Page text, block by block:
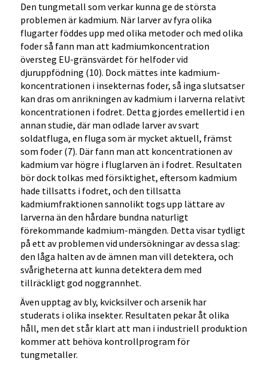
Den tungmetall som verkar kunna ge de största
problemen är kadmium. När larver av fyra olika
flugarter föddes upp med olika metoder och med olika
foder så fann man att kadmiumkoncentration
översteg EU-gränsvärdet för helfoder vid
djuruppfödning (10). Dock mättes inte kadmium-
koncentrationen i insekternas foder, så inga slutsatser
kan dras om anrikningen av kadmium i larverna relativt
koncentrationen i fodret. Detta gjordes emellertid i en
annan studie, där man odlade larver av svart
soldatfluga, en fluga som är mycket aktuell, främst
som foder (7). Där fann man att koncentrationen av
kadmium var högre i fluglarven än i fodret. Resultaten
bör dock tolkas med försiktighet, eftersom kadmium
hade tillsatts i fodret, och den tillsatta
kadmiumfraktionen sannolikt togs upp lättare av
larverna än den hårdare bundna naturligt
förekommande kadmium-mängden. Detta visar tydligt
på ett av problemen vid undersökningar av dessa slag:
den låga halten av de ämnen man vill detektera, och
svårigheterna att kunna detektera dem med
tillräckligt god noggrannhet.
Även upptag av bly, kvicksilver och arsenik har
studerats i olika insekter. Resultaten pekar åt olika
håll, men det står klart att man i industriell produktion
kommer att behöva kontrollprogram för
tungmetaller.